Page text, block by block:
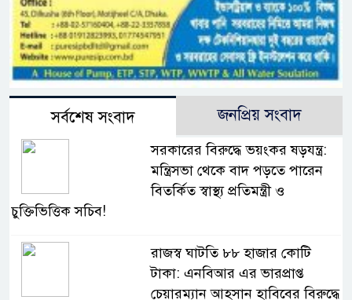
সর্বশেষ সংবাদ জনপ্রিয় সংবাদ
সরকারের বিরুদ্ধে ভয়ংকর ষড়যন্ত্র:
মন্ত্রিসভা থেকে বাদ পড়তে পারেন
বিতর্কিত স্বাস্থ্য প্রতিমন্ত্রী ও
চুক্তিভিত্তিক সচিব!
রাজস্ব ঘাটতি ৮৮ হাজার কোটি
টাকা: এনবিআর এর ভারপ্রাপ্ত
চেয়ারম্যান আহসান হাবিবের বিরুদ্ধে